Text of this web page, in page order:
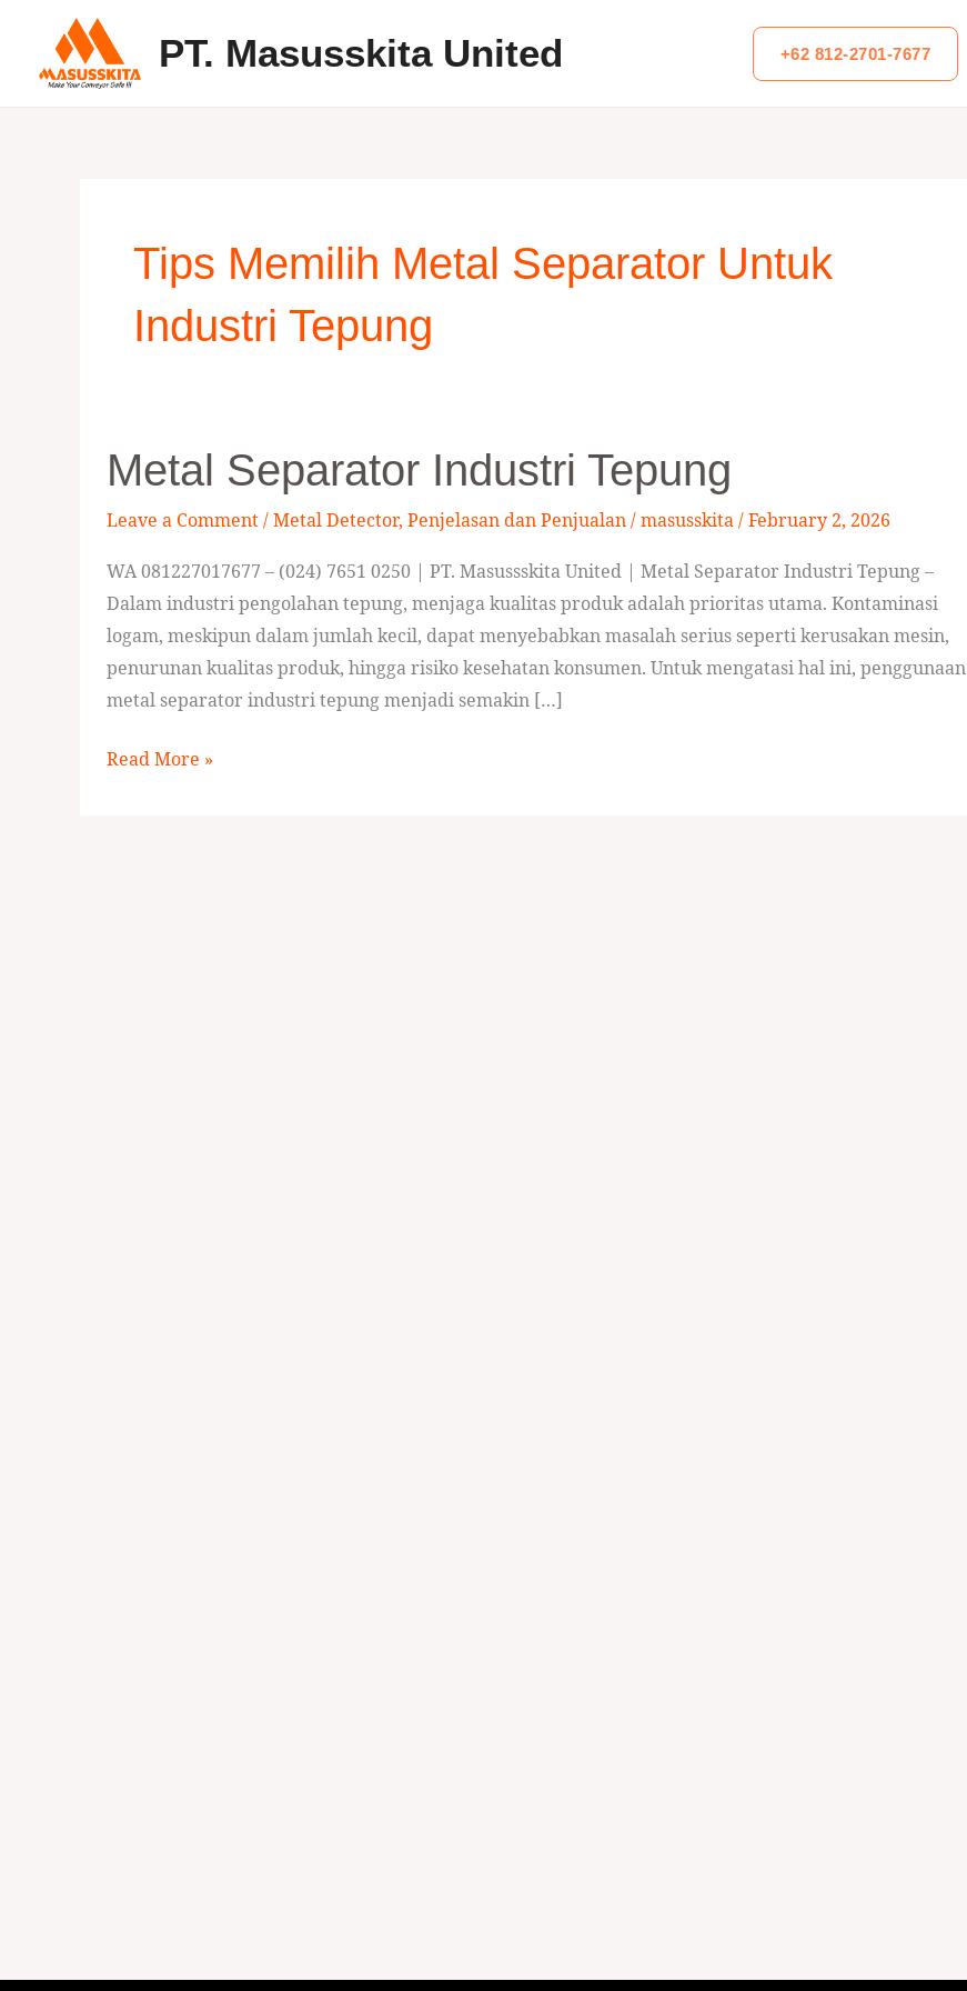
content
PT. Masusskita United +62 812-2701-7677
Tips Memilih Metal Separator Untuk
Industri Tepung
Metal Separator Industri Tepung
Leave a Comment/Metal Detector, Penjelasan dan Penjualan/masusskita/February 2, 2026
WA 081227017677 – (024) 7651 0250 | PT. Masussskita United | Metal Separator Industri Tepung –
Dalam industri pengolahan tepung, menjaga kualitas produk adalah prioritas utama. Kontaminasi
logam, meskipun dalam jumlah kecil, dapat menyebabkan masalah serius seperti kerusakan mesin,
penurunan kualitas produk, hingga risiko kesehatan konsumen. Untuk mengatasi hal ini, penggunaan
metal separator industri tepung menjadi semakin […]
Separator
Industri
Tepung
Read More »